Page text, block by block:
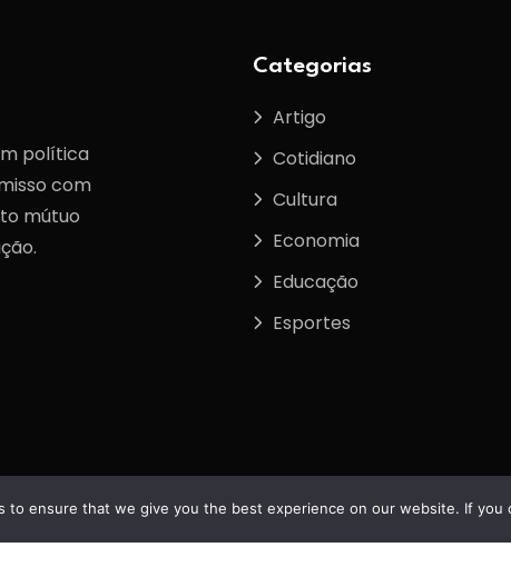
política
com
mútuo
Categorias
Artigo
Cotidiano
Cultura
Economia
Educação
Esportes
to ensure that we give you the best experience on our website. If